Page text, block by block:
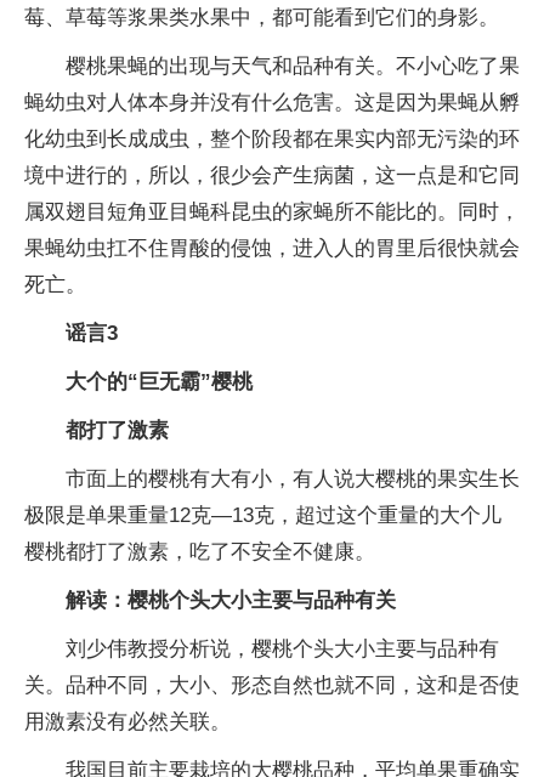
莓、草莓等浆果类水果中，都可能看到它们的身影。
樱桃果蝇的出现与天气和品种有关。不小心吃了果
蝇幼虫对人体本身并没有什么危害。这是因为果蝇从孵
化幼虫到长成成虫，整个阶段都在果实内部无污染的环
境中进行的，所以，很少会产生病菌，这一点是和它同
属双翅目短角亚目蝇科昆虫的家蝇所不能比的。同时，
果蝇幼虫扛不住胃酸的侵蚀，进入人的胃里后很快就会
死亡。
谣言3
大个的“巨无霸”樱桃
都打了激素
市面上的樱桃有大有小，有人说大樱桃的果实生长
极限是单果重量12克—13克，超过这个重量的大个儿
樱桃都打了激素，吃了不安全不健康。
解读：樱桃个头大小主要与品种有关
刘少伟教授分析说，樱桃个头大小主要与品种有
关。品种不同，大小、形态自然也就不同，这和是否使
用激素没有必然关联。
我国目前主要栽培的大樱桃品种，平均单果重确实